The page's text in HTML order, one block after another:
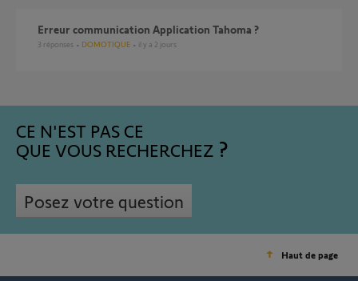
Erreur communication Application Tahoma ?
3 réponses DOMOTIQUE il y a 2 jours
CE N'EST PAS CE
QUE VOUS RECHERCHEZ
Posez votre question
Haut de page